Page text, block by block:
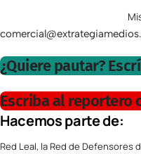
¿Quiere pautar?
Escriba al reportero
Hacemos parte de:
Red Leal, la Red de Defensores